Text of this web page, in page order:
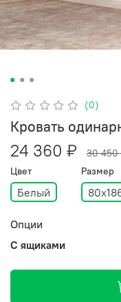
(0)
Кровать
24 360 ₽
30 450
Цвет
Белый
Размер
Опции
С ящиками